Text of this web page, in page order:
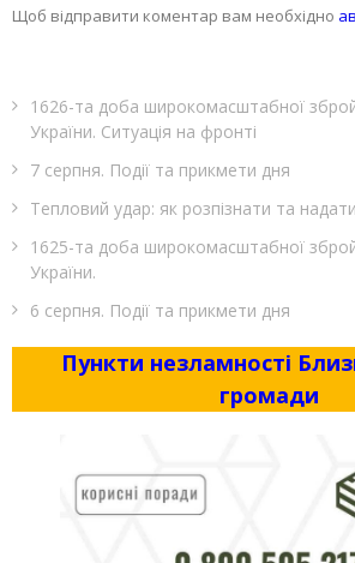
Щоб відправити коментар вам необхідно
1626-та доба широкомасштабної
України. Ситуація на фронті
7 серпня. Події та прикмети дня
Тепловий удар: як розпізнати та
1625-та доба широкомасштабної
України.
6 серпня. Події та прикмети дня
Пункти незламності
громади